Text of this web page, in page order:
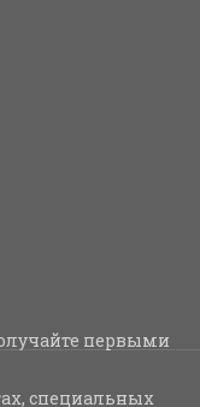
первыми
специальных